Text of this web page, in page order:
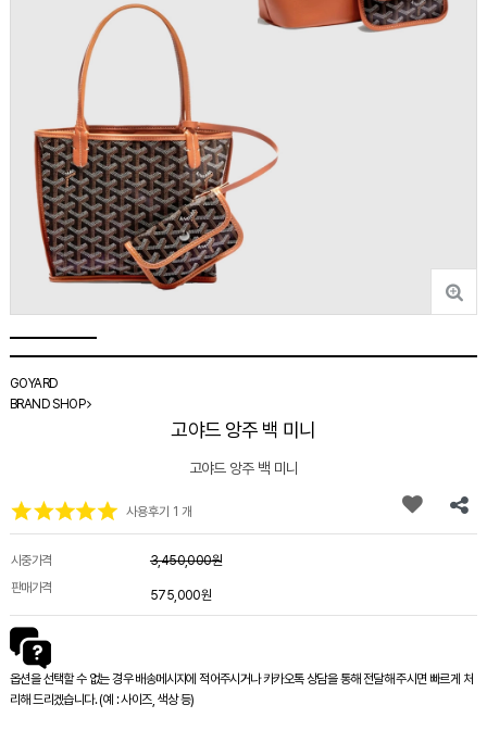
GOYARD
BRAND SHOP
고야드 앙주 백 미니
고야드 앙주 백 미니
사용후기 1 개
시중가격
3,450,000원
판매가격
575,000원
옵션을 선택할 수 없는 경우 배송메시지에 적어주시거나 카카오톡 상담을 통해 전달해 주시면 빠르게 처
리해 드리겠습니다. (예 : 사이즈, 색상 등)